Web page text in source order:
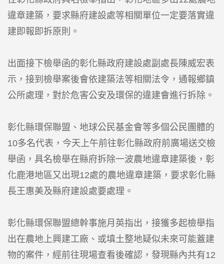
違章建築，要求縣府建設處等相關單位一定要落實違
建即報即拆原則。
出面接下檢舉函的彰化縣政府建設處副處長陳威宏表
示，接到檢舉案後會依建築法等相關法令，通報鄉鎮
公所處理，對於危害公安及環保的違建會進行拆除。
彰化縣環保聯盟、地球公民基金會等多個公民團體的
10多名代表，今天上午前往彰化縣政府前廣場送交檢
舉函，具名檢舉在縣府拆除一波農地違章建築後，彰
化鹿港地區又出現12處的農地違章建築，要求彰化縣
長王惠美及縣府建設處要處理。
彰化縣環保聯盟總幹事施月英指出，接獲多起檢舉指
出在農地上興建工廠、或填土整地疑似未來可能蓋建
物的案件，經前往現場查看後確認，發現縣內共有12